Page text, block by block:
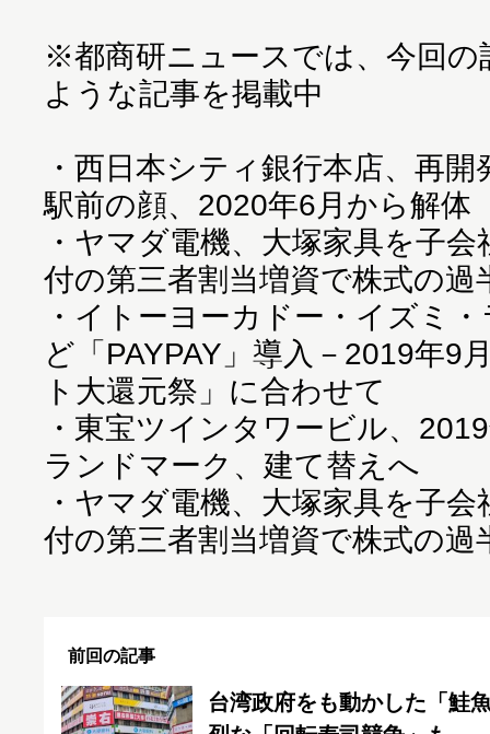
※都商研ニュースでは、今回の
ような記事を掲載中
・ 西日本シティ銀行本店、再開
駅前の顔、2020年6月から解体
・ ヤマダ電機、大塚家具を子
付の第三者割当増資で株式の過
・ イトーヨーカドー・イズミ
ど「PAYPAY」導入－2019年9
ト大還元祭」に合わせて
・ 東宝ツインタワービル、
ランドマーク、建て替えへ
・ ヤマダ電機、大塚家具を子
付の第三者割当増資で株式の過
前回の記事
台湾政府をも動かした「